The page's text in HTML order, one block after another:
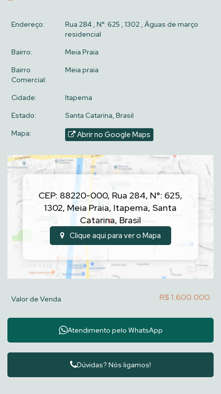
Endereço: Rua 284 , N°: 625 , 1302 , Águas de março
residencial
Bairro:
Meia Praia
Bairro
Comercial:
Meia praia
Cidade:
Itapema
Estado:
Santa Catarina, Brasil
Mapa:
Abrir no Google Maps
CEP: 88220-000, Rua 284, N°: 625,
1302, Meia Praia, Itapema,Santa
Catarina, Brasil
Clique aqui para ver o Mapa
R$1.600.000
Valor de Venda
Atendimento pelo WhatsApp
Dúvidas? Nós ligamos!